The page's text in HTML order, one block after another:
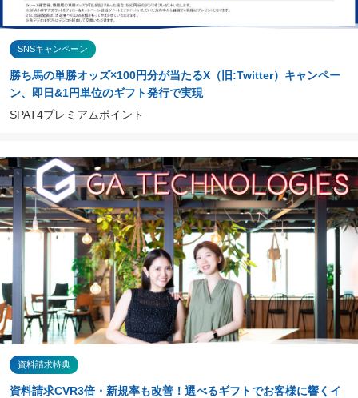
SNSキャンペーン
勝ち馬の単勝オッズ×100円分が当たるX（旧:Twitter）キャンペー
ン、即日&1円単位のギフト発行で実現
SPAT4プレミアムポイント
資料請求特典
資料請求CVR3倍・新規率も改善！選べるギフトでお客様に響くイ